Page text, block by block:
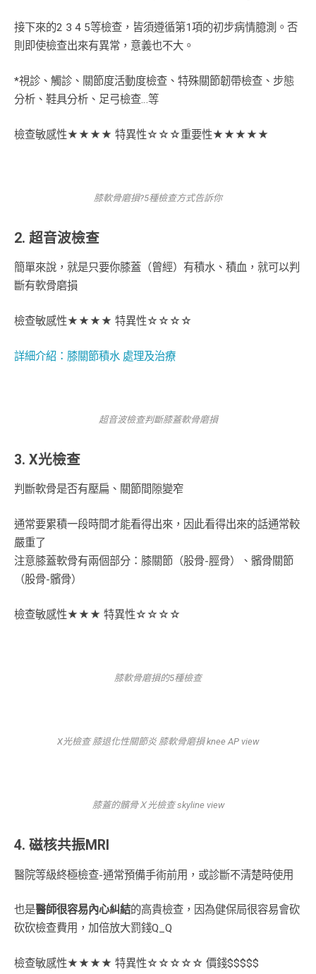
接下來的2 3 4 5等檢查，皆須遵循第1項的初步病情臆測。否
則即使檢查出來有異常，意義也不大。
*視診、觸診、關節度活動度檢查、特殊關節韌帶檢查、步態
分析、鞋具分析、足弓檢查…等
檢查敏感性★★★★ 特異性☆☆☆重要性★★★★★
膝軟骨磨損?5種檢查方式告訴你
2. 超音波檢查
簡單來說，就是只要你膝蓋（曾經）有積水、積血，就可以判
斷有軟骨磨損
檢查敏感性★★★★ 特異性☆☆☆☆
詳細介紹：膝關節積水 處理及治療
超音波檢查判斷膝蓋軟骨磨損
3. X光檢查
判斷軟骨是否有壓扁、關節間隙變窄
通常要累積一段時間才能看得出來，因此看得出來的話通常較
嚴重了
注意膝蓋軟骨有兩個部分：膝關節（股骨-脛骨）、髕骨關節
（股骨-髕骨）
檢查敏感性★★★ 特異性☆☆☆☆
膝軟骨磨損的5種檢查
X光檢查 膝退化性關節炎 膝軟骨磨損 knee AP view
膝蓋的髕骨Ｘ光檢查 skyline view
4. 磁核共振MRI
醫院等級終極檢查-通常預備手術前用，或診斷不清楚時使用
也是醫師很容易內心糾結的高貴檢查，因為健保局很容易會砍
砍砍檢查費用，加倍放大罰錢Q_Q
檢查敏感性★★★★ 特異性☆☆☆☆☆ 價錢$$$$$